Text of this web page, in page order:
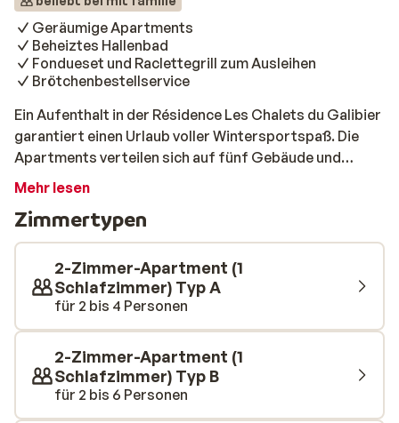
Geräumige Apartments
Beheiztes Hallenbad
Fondueset und Raclettegrill zum Ausleihen
Brötchenbestellservice
Ein Aufenthalt in der Résidence Les Chalets du Galibier
garantiert einen Urlaub voller Wintersportspaß. Die
Apartments verteilen sich auf fünf Gebäude und
bieten einen herrlichen Blick auf die Umgebung von
Skilift „Moulin Benjamin“, der Sie in kürzester Zeit in
das schöne Skigebiet von Valloire bringt. Wenn Sie sich
in einem Gebäude an der Straße befinden, müssen Sie
diese nur überqueren. Nach einem langen Tag können
Sie auch über die blaue „Moulin“-Piste bis vor die
Residenz fahren. Das Zentrum von Valloire ist etwas
weiter entfernt, aber mit dem Ski Bus, der direkt neben
dem Komplex hält, sind Sie schnell vor Ort. Beginnen Sie
den Morgen mit frischen Brötchen, die Sie am Vortag
über den Bestellservice an der Rezeption reserviert
Mehr lesen
Zimmertypen
2-Zimmer-Apartment (1
Schlafzimmer) Typ A
für 2 bis 4 Personen
2-Zimmer-Apartment (1
Schlafzimmer) Typ B
für 2 bis 6 Personen